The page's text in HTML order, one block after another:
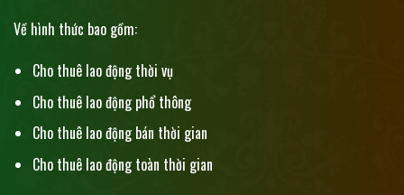
Về hình thức bao gồm:
Cho thuê lao động thời vụ
Cho thuê lao động phổ thông
Cho thuê lao động bán thời gian
Cho thuê lao động toàn thời gian